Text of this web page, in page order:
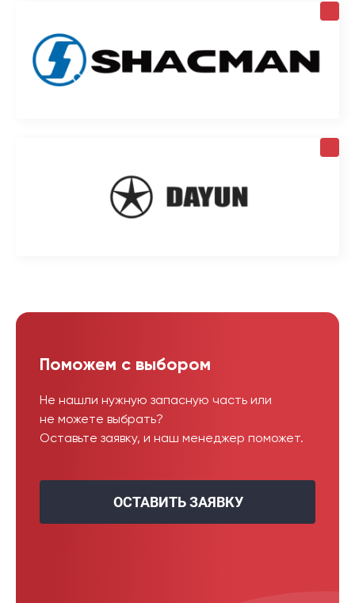
Поможем с выбором
Не нашли нужную запасную часть или
не можете выбрать?
Оставьте заявку, и наш менеджер поможет.
ОСТАВИТЬ ЗАЯВКУ